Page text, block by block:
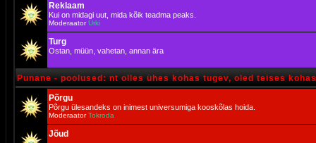
Reklaam
Kui on midagi uut, mida kõik teadma peaks.
ModeraatorUrki
Turg
Ostan, müün, vahetan, annan ära
Punane - poolused: nt olles ühes kohas tugev, oled teises
Põrgu
Põrgu ülesandeks on inimest universumiga kooskõlas hoida.
ModeraatorTokroda
Jõud